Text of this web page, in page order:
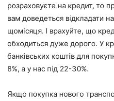
розраховуєте на кредит, то
вам доведеться відкладати
щомісяця. І врахуйте, що
обходиться дуже дорого. У
банківських коштів для
8%, а у нас під 22-30%.
Якщо покупка нового